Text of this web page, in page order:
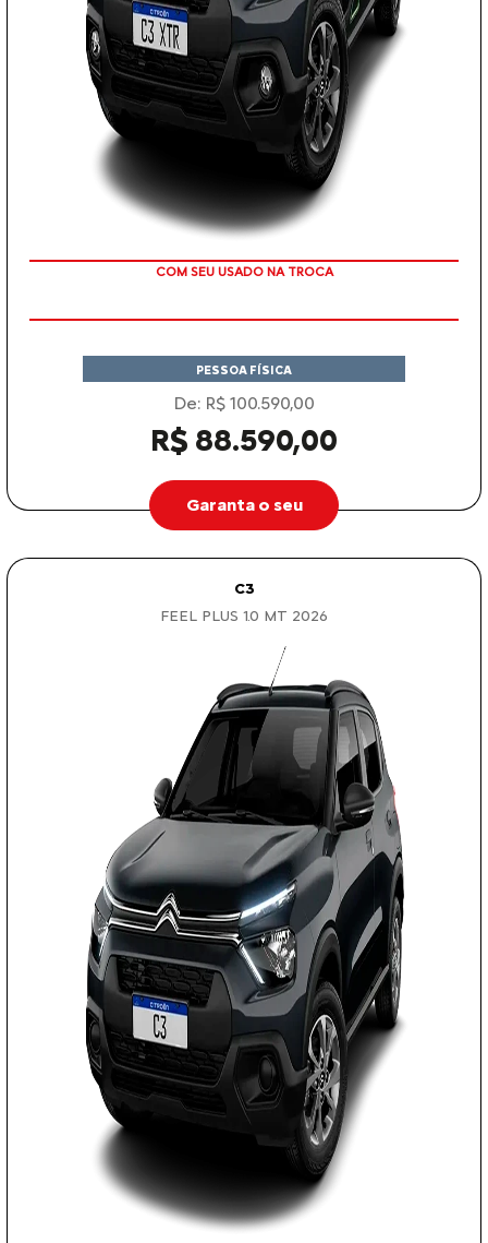
COM SEU USADO NA TROCA
PESSOA FÍSICA
De: R$ 100.590,00
R$ 88.590,00
Garanta o seu
C3
FEEL PLUS 1.0 MT 2026